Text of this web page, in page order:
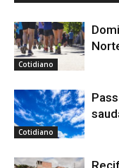
Cotidiano
Cotidiano